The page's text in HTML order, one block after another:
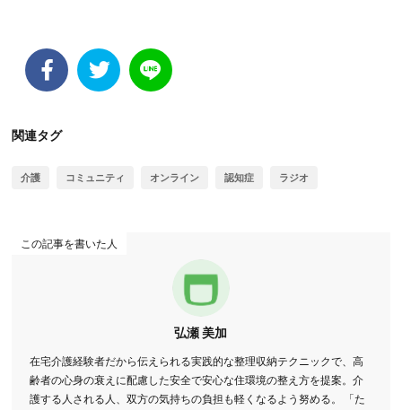
関連タグ
介護 コミュニティ オンライン 認知症 ラジオ
この記事を書いた人
弘瀬 美加
在宅介護経験者だから伝えられる実践的な整理収納テクニックで、高
齢者の心身の衰えに配慮した安全で安心な住環境の整え方を提案。介
護する人される人、双方の気持ちの負担も軽くなるよう努める。 「た